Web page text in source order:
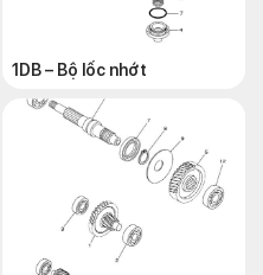
1DB – Bộ lốc nhớt